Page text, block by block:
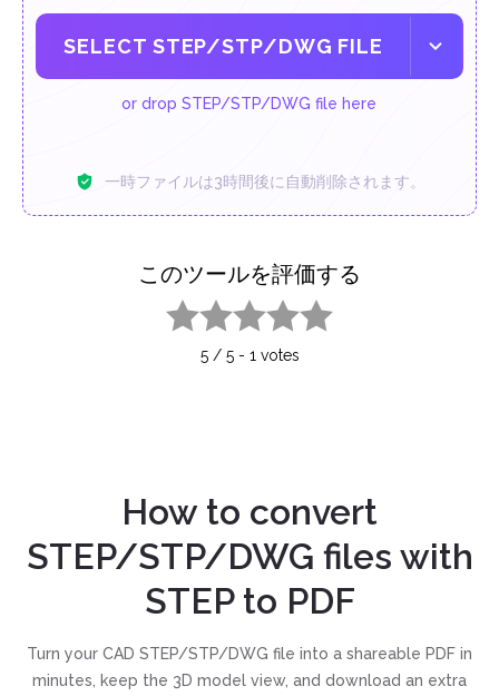
SELECT STEP/STP/DWG FILE
or drop STEP/STP/DWG file here
一時ファイルは3時間後に自動削除されます。
このツールを評価する
5/ 5- 1 votes
How to convert
STEP/STP/DWG files with
STEP to PDF
Turn your CAD STEP/STP/DWG file into a shareable PDF in
minutes, keep the 3D model view, and download an extra